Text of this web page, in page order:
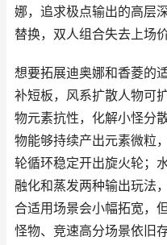
娜，追求极点输出的高层
替换，双人组合失去上场价
想要拓展迪奥娜和香菱的
补短板，风系扩散人物可
物元素抗性，化解小怪分
物能够持续产出元素微粒
轮循环稳定开出旋火轮；
融化和蒸发两种输出玩法
合适用场景会小幅拓宽，
怪物、竞速高分场景依旧